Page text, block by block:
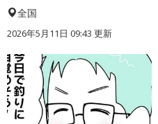
全国
2026年5月11日 09:43 更新